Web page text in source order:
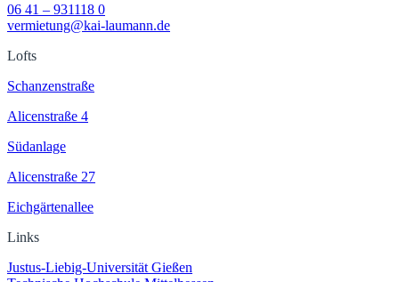
06 41 – 931118 0
vermietung@kai-laumann.de
Lofts
Schanzenstraße
Alicenstraße 4
Südanlage
Alicenstraße 27
Eichgärtenallee
Links
Justus-Liebig-Universität Gießen